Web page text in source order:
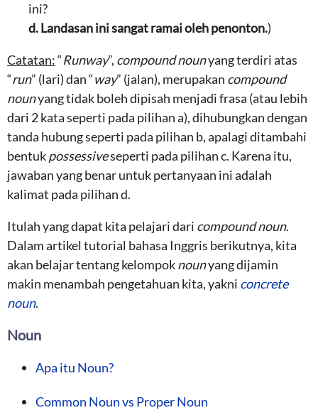
ini?
d. Landasan ini sangat ramai oleh penonton.)
Catatan:“Runway”, compound nounyang terdiri atas
“run” (lari) dan “way” (jalan), merupakan compound
nounyang tidak boleh dipisah menjadi frasa (atau lebih
dari 2 kata seperti pada pilihan a), dihubungkan dengan
tanda hubung seperti pada pilihan b, apalagi ditambahi
bentukpossessiveseperti pada pilihan c. Karena itu,
jawaban yang benar untuk pertanyaan ini adalah
kalimat pada pilihan d.
Itulah yang dapat kita pelajari dari compound noun.
Dalam artikel tutorial bahasa Inggris berikutnya, kita
akan belajar tentang kelompoknounyang dijamin
makin menambah pengetahuan kita, yakni concrete
noun.
Noun
Apa itu Noun?
Common Noun vs Proper Noun